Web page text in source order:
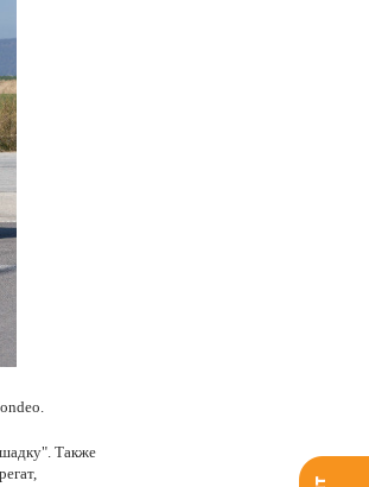
Также